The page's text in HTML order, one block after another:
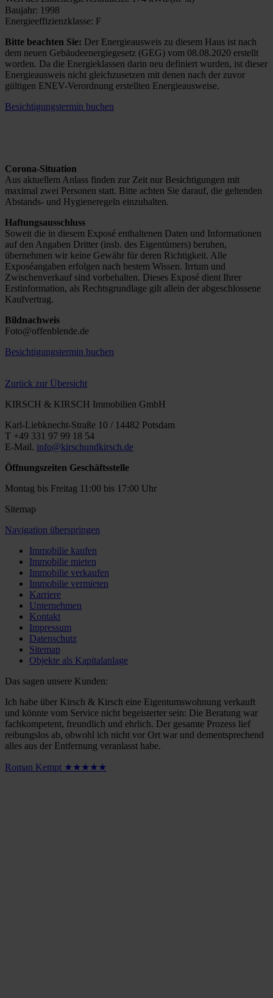
Baujahr: 1998
Energieeffizienzklasse: F
Bitte beachten Sie: Der Energieausweis zu diesem Haus ist nach
dem neuen Gebäudeenergiegesetz (GEG) vom 08.08.2020 erstellt
worden. Da die Energieklassen darin neu definiert wurden, ist dieser
Energieausweis nicht gleichzusetzen mit denen nach der zuvor
gültigen ENEV-Verordnung erstellten Energieausweise.
Besichtigungstermin buchen
Corona-Situation
Aus aktuellem Anlass finden zur Zeit nur Besichtigungen mit
maximal zwei Personen statt. Bitte achten Sie darauf, die geltenden
Abstands- und Hygieneregeln einzuhalten.
Haftungsausschluss
Soweit die in diesem Exposé enthaltenen Daten und Informationen
auf den Angaben Dritter (insb. des Eigentümers) beruhen,
übernehmen wir keine Gewähr für deren Richtigkeit. Alle
Exposéangaben erfolgen nach bestem Wissen. Irrtum und
Zwischenverkauf sind vorbehalten. Dieses Exposé dient Ihrer
Erstinformation, als Rechtsgrundlage gilt allein der abgeschlossene
Kaufvertrag.
Bildnachweis
Foto@offenblende.de
Besichtigungstermin buchen
Zurück zur Übersicht
KIRSCH & KIRSCH Immobilien GmbH
Karl-Liebknecht-Straße 10 / 14482 Potsdam
T +49 331 97 99 18 54
E-Mail. info@kirschundkirsch.de
Öffnungszeiten Geschäftsstelle
Montag bis Freitag 11:00 bis 17:00 Uhr
Sitemap
Navigation überspringen
Immobilie kaufen
Immobilie mieten
Immobilie verkaufen
Immobilie vermieten
Karriere
Unternehmen
Kontakt
Impressum
Datenschutz
Sitemap
Objekte als Kapitalanlage
Das sagen unsere Kunden:
Ich habe über Kirsch & Kirsch eine Eigentumswohnung verkauft
und könnte vom Service nicht begeisterter sein: Die Beratung war
fachkompetent, freundlich und ehrlich. Der gesamte Prozess lief
reibungslos ab, obwohl ich nicht vor Ort war und dementsprechend
alles aus der Entfernung veranlasst habe.
Roman Kempt ★★★★★